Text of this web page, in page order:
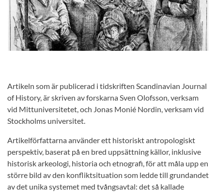
Artikeln som är publicerad i tidskriften Scandinavian Journal
of History, är skriven av forskarna Sven Olofsson, verksam
vid Mittuniversitetet, och Jonas Monié Nordin, verksam vid
Stockholms universitet.
Artikelförfattarna använder ett historiskt antropologiskt
perspektiv, baserat på en bred uppsättning källor, inklusive
historisk arkeologi, historia och etnografi, för att måla upp en
större bild av den konfliktsituation som ledde till grundandet
av det unika systemet med tvångsavtal: det så kallade